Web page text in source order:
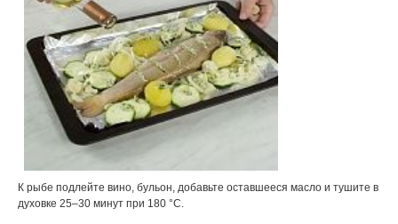
К рыбе подлейте вино, бульон, добавьте оставшееся масло и тушите в
духовке 25–30 минут при 180 °С.